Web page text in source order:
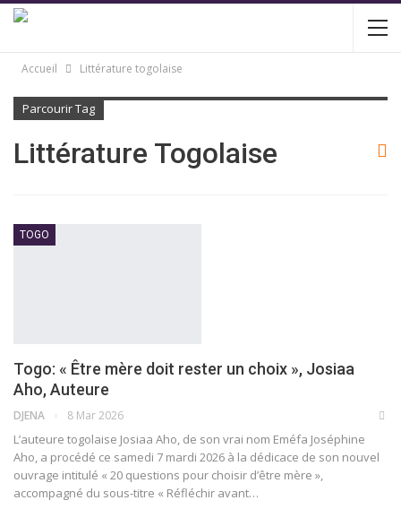
Accueil Littérature togolaise
Parcourir Tag
Littérature Togolaise
TOGO
Togo: « Être mère doit rester un choix », Josiaa
Aho, Auteure
DJENA 8 Mar 2026
L’auteure togolaise Josiaa Aho, de son vrai nom Eméfa Joséphine
Aho, a procédé ce samedi 7 mardi 2026 à la dédicace de son nouvel
ouvrage intitulé « 20 questions pour choisir d’être mère »,
accompagné du sous-titre « Réfléchir avant…